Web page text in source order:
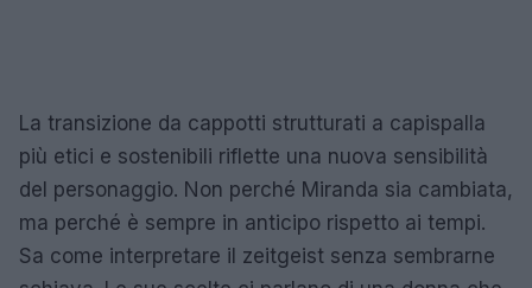
La transizione da cappotti strutturati a capispalla
più etici e sostenibili riflette una nuova sensibilità
del personaggio. Non perché Miranda sia cambiata,
ma perché è sempre in anticipo rispetto ai tempi.
Sa come interpretare il zeitgeist senza sembrarne